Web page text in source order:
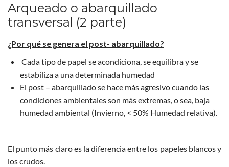
Arqueado o abarquillado
transversal (2 parte)
¿Por qué se genera el post- abarquillado?
Cada tipo de papel se acondiciona, se equilibra y se
estabiliza a una determinada humedad
El post – abarquillado se hace más agresivo cuando las
condiciones ambientales son más extremas, o sea, baja
humedad ambiental (Invierno, < 50% Humedad relativa).
El punto más claro es la diferencia entre los papeles blancos y
los crudos.